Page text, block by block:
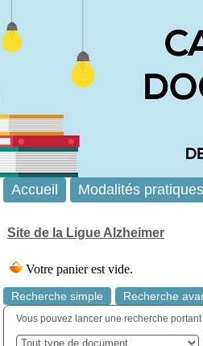
Site de la Ligue Alzheimer
Recherche simple Recherche
Vous pouvez lancer une recherche
Accueil Modalités pratiques